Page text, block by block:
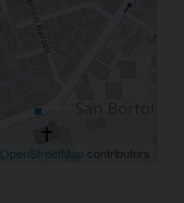
OpenStreetMap contributors